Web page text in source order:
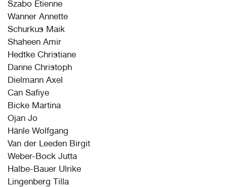
Szabo Etienne
Wanner Annette
Schurkus Maik
Shaheen Amir
Hedtke Christiane
Danne Christoph
Dielmann Axel
Can Safiye
Bicke Martina
Ojan Jo
Hänle Wolfgang
Van der Leeden Birgit
Weber-Bock Jutta
Halbe-Bauer Ulrike
Lingenberg Tilla